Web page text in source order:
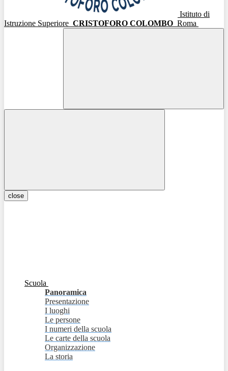
Istituto di
Istruzione Superiore CRISTOFORO COLOMBO Roma
close
Scuola
Panoramica
Presentazione
I luoghi
Le persone
I numeri della scuola
Le carte della scuola
Organizzazione
La storia